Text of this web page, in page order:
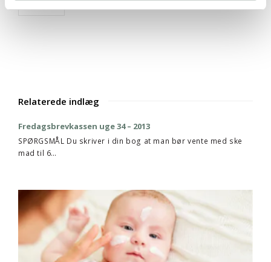
Relaterede indlæg
Fredagsbrevkassen uge 34 – 2013
SPØRGSMÅL Du skriver i din bog at man bør vente med ske
mad til 6…